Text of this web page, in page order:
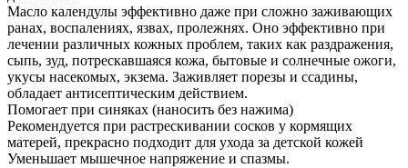
Масло календулы эффективно даже при сложно заживающих
ранах, воспалениях, язвах, пролежнях. Оно эффективно при
лечении различных кожных проблем, таких как раздражения,
сыпь, зуд, потрескавшаяся кожа, бытовые и солнечные ожоги,
укусы насекомых, экзема. Заживляет порезы и ссадины,
обладает антисептическим действием.
Помогает при синяках (наносить без нажима)
Рекомендуется при растрескивании сосков у кормящих
матерей, прекрасно подходит для ухода за детской кожей
Уменьшает мышечное напряжение и спазмы.